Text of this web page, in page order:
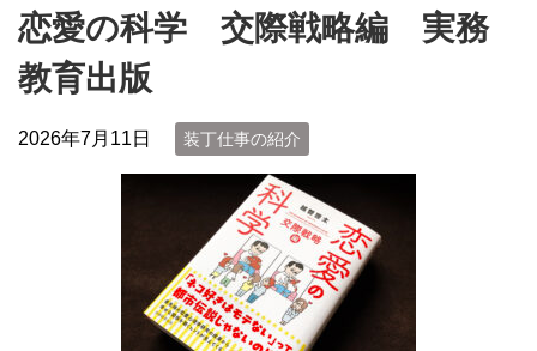
恋愛の科学 交際戦略編 実務
教育出版
2026年7月11日 装丁仕事の紹介